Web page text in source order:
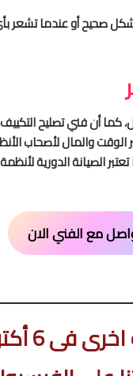
صحيح أو عندما تشعر
كما أن فني تصليح
والمال لأصحاب
الصيانة الدورية لأنظمة
مع الفني الان
فى 6 أكتوبر